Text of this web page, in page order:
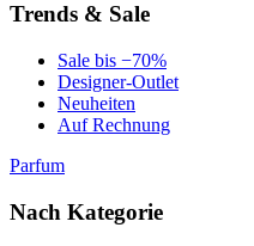
Trends & Sale
Sale bis −70%
Designer-Outlet
Neuheiten
Auf Rechnung
Parfum
Nach Kategorie